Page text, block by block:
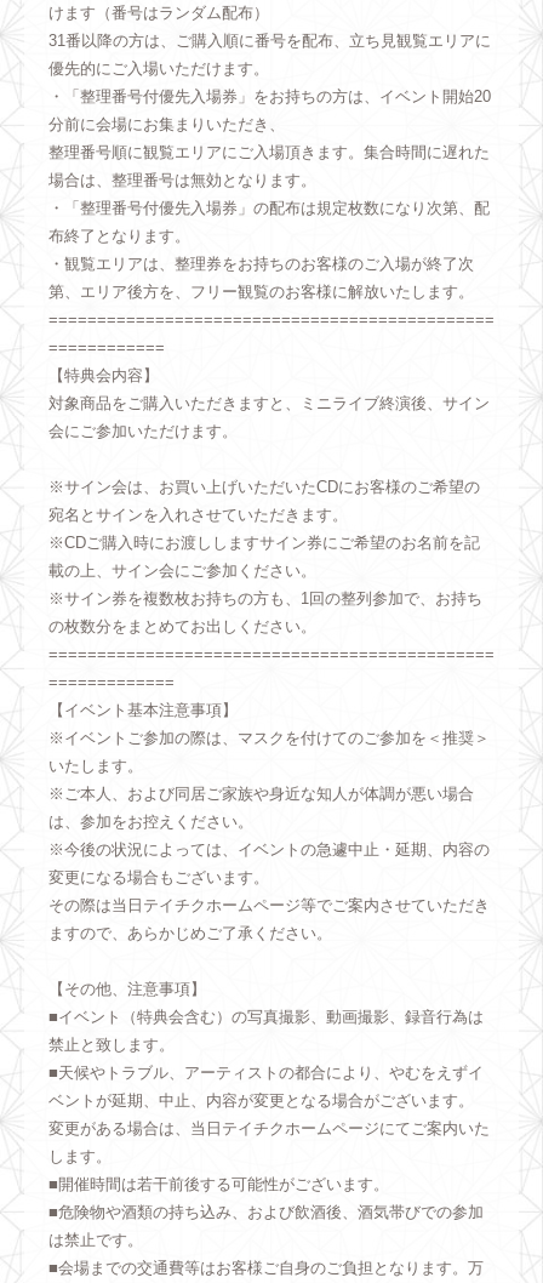
けます（番号はランダム配布）
31番以降の方は、ご購入順に番号を配布、立ち見観覧エリアに
優先的にご入場いただけます。
・「整理番号付優先入場券」をお持ちの方は、イベント開始20
分前に会場にお集まりいただき、
整理番号順に観覧エリアにご入場頂きます。集合時間に遅れた
場合は、整理番号は無効となります。
・「整理番号付優先入場券」の配布は規定枚数になり次第、配
布終了となります。
・観覧エリアは、整理券をお持ちのお客様のご入場が終了次
第、エリア後方を、フリー観覧のお客様に解放いたします。
==============================================
============
【特典会内容】
対象商品をご購入いただきますと、ミニライブ終演後、サイン
会にご参加いただけます。
※サイン会は、お買い上げいただいたCDにお客様のご希望の
宛名とサインを入れさせていただきます。
※CDご購入時にお渡ししますサイン券にご希望のお名前を記
載の上、サイン会にご参加ください。
※サイン券を複数枚お持ちの方も、1回の整列参加で、お持ち
の枚数分をまとめてお出しください。
==============================================
=============
【イベント基本注意事項】
※イベントご参加の際は、マスクを付けてのご参加を＜推奨＞
いたします。
※ご本人、および同居ご家族や身近な知人が体調が悪い場合
は、参加をお控えください。
※今後の状況によっては、イベントの急遽中止・延期、内容の
変更になる場合もございます。
その際は当日テイチクホームページ等でご案内させていただき
ますので、あらかじめご了承ください。
【その他、注意事項】
■イベント（特典会含む）の写真撮影、動画撮影、録音行為は
禁止と致します。
■天候やトラブル、アーティストの都合により、やむをえずイ
ベントが延期、中止、内容が変更となる場合がございます。
変更がある場合は、当日テイチクホームページにてご案内いた
します。
■開催時間は若干前後する可能性がございます。
■危険物や酒類の持ち込み、および飲酒後、酒気帯びでの参加
は禁止です。
■会場までの交通費等はお客様ご自身のご負担となります。万